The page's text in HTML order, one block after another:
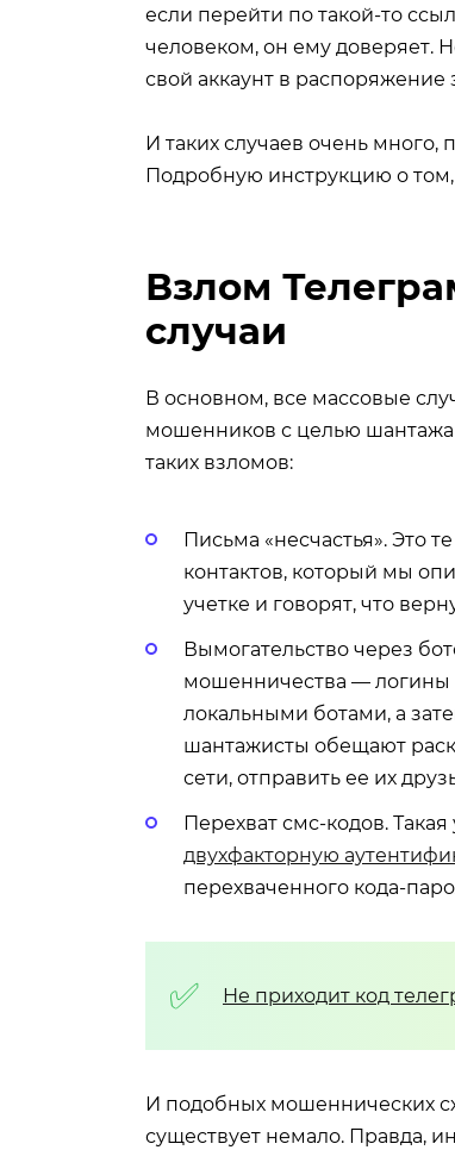
если перейти по такой-то
человеком, он ему доверяет.
свой аккаунт в
И таких случаев очень много,
Подробную инструкцию о том,
Взлом
случаи
В основном, все массовые
мошенников с целью шантажа
таких взломов:
Письма «несчастья». Это
контактов, который мы
учетке и говорят, что
Вымогательство через
мошенничества — логины
локальными ботами, а
шантажисты обещают
сети, отправить ее их
Перехват смс-кодов.
двухфакторную
перехваченного кода-
Не приходит код
И подобных мошеннических
существует немало. Правда,